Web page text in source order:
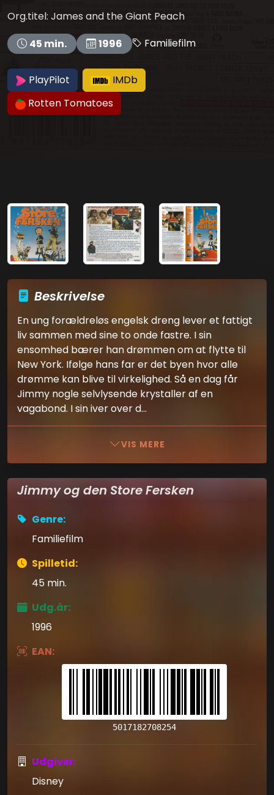
Org.titel: James and the Giant Peach
45 min.
1996 Familiefilm
PlayPilot
IMDb
Rotten Tomatoes
Beskrivelse
En ung forældreløs engelsk dreng lever et fattigt
liv sammen med sine to onde fastre. I sin
ensomhed bærer han drømmen om at flytte til
New York. Ifølge hans far er det byen hvor alle
drømme kan blive til virkelighed. Så en dag får
Jimmy nogle selvlysende krystaller af en
vagabond. I sin iver over d...
VIS MERE
Jimmy og den Store Fersken
Genre:
Familiefilm
Spilletid:
45 min.
Udg.år:
1996
EAN:
5017182708254
Udgiver:
Disney